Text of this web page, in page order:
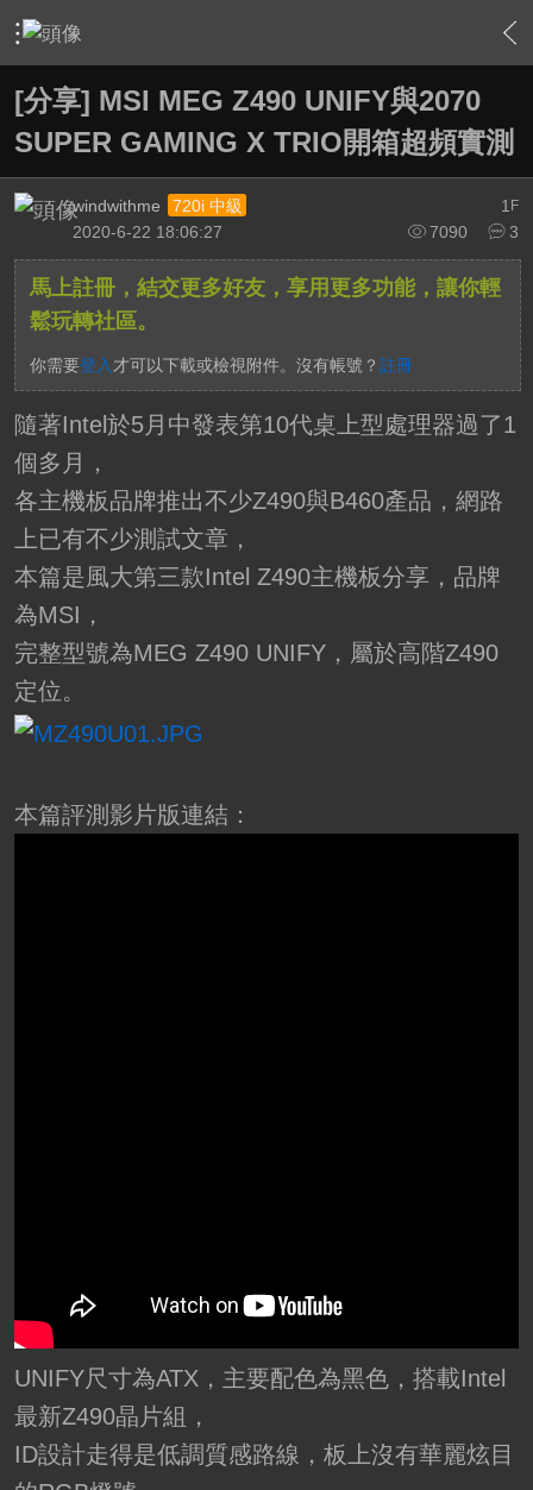
› 軟硬體相關技術 › HTPC 相關軟硬體技術及運用 › 內容
[分享] MSI MEG Z490 UNIFY與2070
SUPER GAMING X TRIO開箱超頻實測
1 F
windwithme
720i 中級
7090
3
2020-6-22 18:06:27
馬上註冊，結交更多好友，享用更多功能，讓你輕
鬆玩轉社區。
你需要登入 才可以下載或檢視附件。沒有帳號？ 註冊
隨著Intel於5月中發表第10代桌上型處理器過了1
個多月，
各主機板品牌推出不少Z490與B460產品，網路
上已有不少測試文章，
本篇是風大第三款Intel Z490主機板分享，品牌
為MSI，
完整型號為MEG Z490 UNIFY，屬於高階Z490
定位。
本篇評測影片版連結：
UNIFY尺寸為ATX，主要配色為黑色，搭載Intel
最新Z490晶片組，
ID設計走得是低調質感路線，板上沒有華麗炫目